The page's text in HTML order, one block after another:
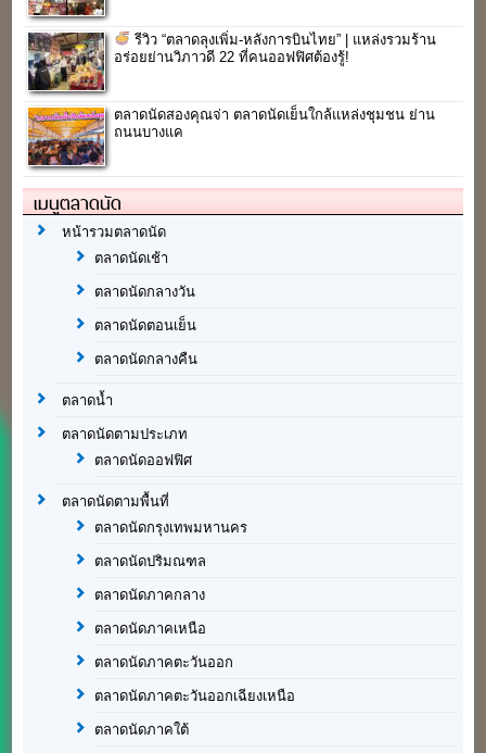
รีวิว “ตลาดลุงเพิ่ม-หลังการบินไทย” | แหล่งรวมร้าน
อร่อยย่านวิภาวดี 22 ที่คนออฟฟิศต้องรู้!
ตลาดนัดสองคุณจ่า ตลาดนัดเย็นใกล้แหล่งชุมชน ย่าน
ถนนบางแค
เมนูตลาดนัด
หน้ารวมตลาดนัด
ตลาดนัดเช้า
ตลาดนัดกลางวัน
ตลาดนัดตอนเย็น
ตลาดนัดกลางคืน
ตลาดน้ำ
ตลาดนัดตามประเภท
ตลาดนัดออฟฟิศ
ตลาดนัดตามพื้นที่
ตลาดนัดกรุงเทพมหานคร
ตลาดนัดปริมณฑล
ตลาดนัดภาคกลาง
ตลาดนัดภาคเหนือ
ตลาดนัดภาคตะวันออก
ตลาดนัดภาคตะวันออกเฉียงเหนือ
ตลาดนัดภาคใต้